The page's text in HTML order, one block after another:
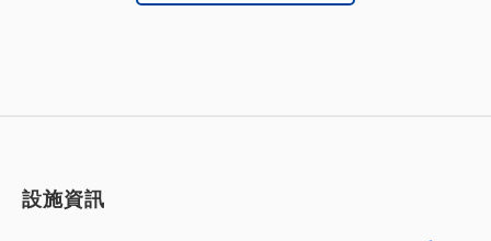
設施資訊